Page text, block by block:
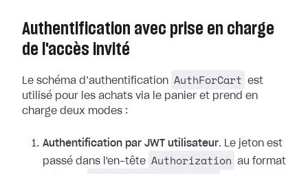
Authentification avec prise en charge
de l'accès invité
Le schéma d’authentification AuthForCart
est
utilisé pour les achats via le panier et prend en
charge deux modes :
Authentification par JWT utilisateur. Le jeton est
passé dans l'en-tête Authorization
au format